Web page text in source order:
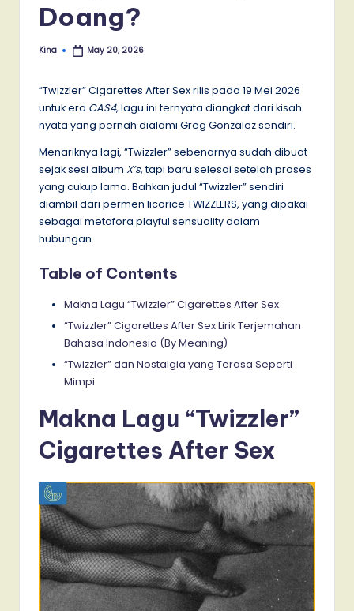
Doang?
Posted
Kina May 20, 2026
“Twizzler” Cigarettes After Sex rilis pada 19 Mei 2026
untuk era CAS4, lagu ini ternyata diangkat dari kisah
nyata yang pernah dialami Greg Gonzalez sendiri.
Menariknya lagi, “Twizzler” sebenarnya sudah dibuat
sejak sesi album X’s, tapi baru selesai setelah proses
yang cukup lama. Bahkan judul “Twizzler” sendiri
diambil dari permen licorice TWIZZLERS, yang dipakai
sebagai metafora playful sensuality dalam
hubungan.
Table of Contents
Makna Lagu “Twizzler” Cigarettes After Sex
“Twizzler” Cigarettes After Sex Lirik Terjemahan
Bahasa Indonesia (By Meaning)
“Twizzler” dan Nostalgia yang Terasa Seperti
Mimpi
Makna Lagu “Twizzler”
Cigarettes After Sex